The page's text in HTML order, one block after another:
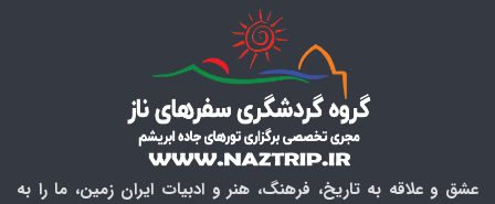
عشق و علاقه به تاریخ، فرهنگ، هنر و ادبیات ایران زمین، ما را به